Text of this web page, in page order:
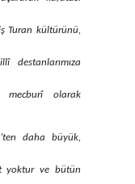
Turan kültürünü,
destanlarımıza
mecburî olarak
daha büyük,
yoktur ve bütün